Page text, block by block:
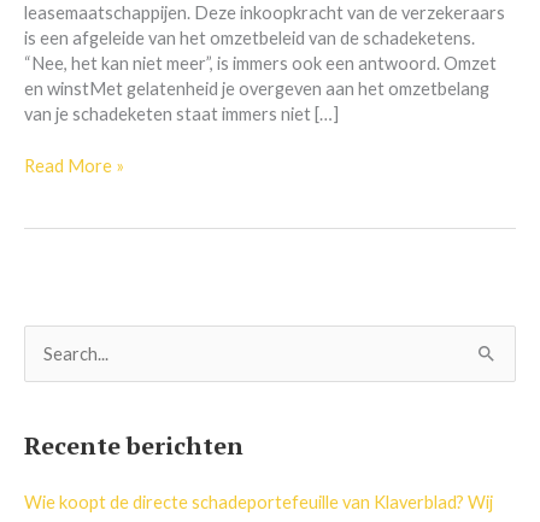
leasemaatschappijen. Deze inkoopkracht van de verzekeraars
is een afgeleide van het omzetbeleid van de schadeketens.
“Nee, het kan niet meer”, is immers ook een antwoord. Omzet
en winstMet gelatenheid je overgeven aan het omzetbelang
van je schadeketen staat immers niet […]
Read More »
n
Recente berichten
Wie koopt de directe schadeportefeuille van Klaverblad? Wij